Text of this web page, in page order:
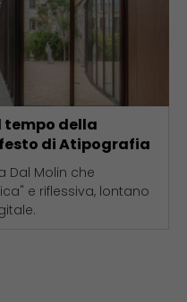
tempo della
di Atipografia
Dal Molin che
e riflessiva, lontano